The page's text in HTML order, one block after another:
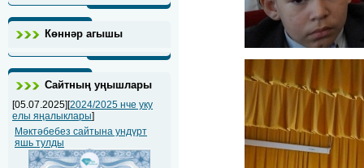
Көннәр агышы
Сайтның уңышлары
[05.07.2025][2024/2025 нче уку
елы яңалыклары]
Мәктәбебез сайтына ундүрт
яшь тулды